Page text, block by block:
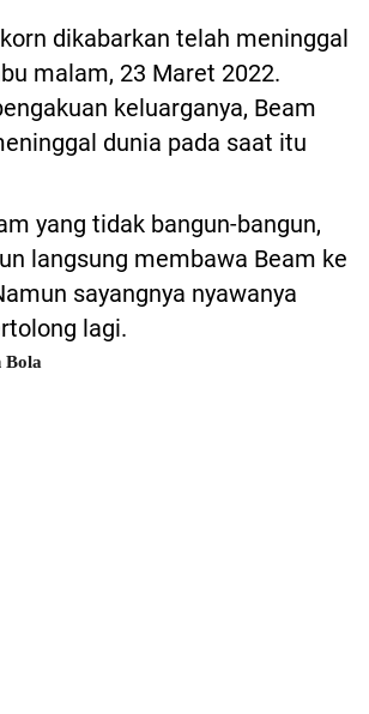
dikabarkan telah meninggal
malam, 23 Maret 2022.
keluarganya, Beam
dunia pada saat itu
yang tidak bangun-bangun,
langsung membawa Beam ke
sayangnya nyawanya
lagi.
Bola